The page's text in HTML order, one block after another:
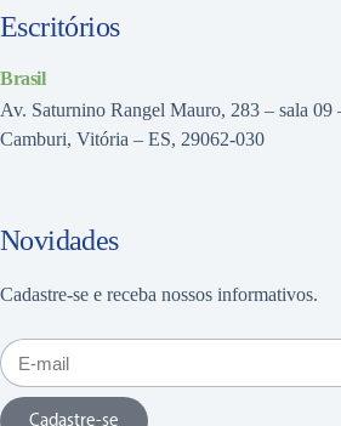
Escritórios
Brasil
Av. Saturnino Rangel Mauro, 283 – sala 09
Camburi, Vitória – ES, 29062-030
Novidades
Cadastre-se e receba nossos informativos.
Cadastre-se